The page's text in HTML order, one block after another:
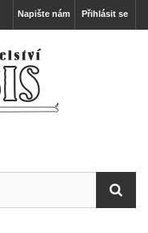
Přihlásit se
Napište nám